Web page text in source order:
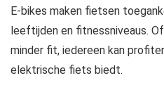
E-bikes maken fietsen
leeftijden en fitnessniveaus.
minder fit, iedereen kan
elektrische fiets biedt.